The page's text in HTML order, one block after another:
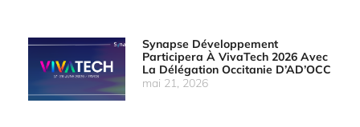
Synapse Développement
Participera À VivaTech 2026 Avec
La Délégation Occitanie D’AD’OCC
mai 21, 2026